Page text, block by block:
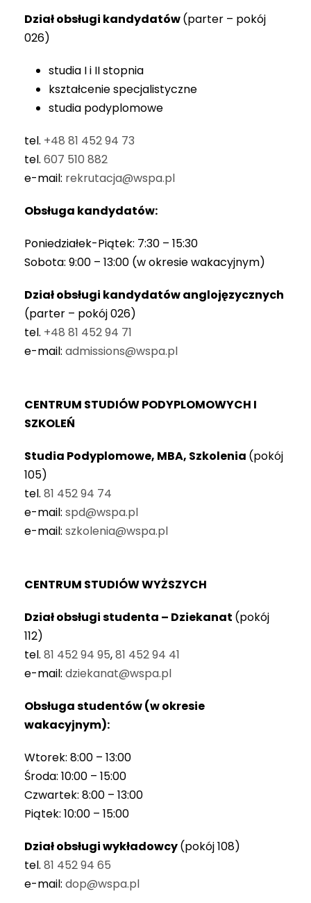
Dział obsługi kandydatów(parter – pokój
026)
studia I i II stopnia
kształcenie specjalistyczne
studia podyplomowe
tel. +48 81 452 94 73
tel. 607 510 882
e-mail: rekrutacja@wspa.pl
Obsługa kandydatów:
Poniedziałek-Piątek: 7:30 – 15:30
Sobota: 9:00 – 13:00 (w okresie wakacyjnym)
Dział obsługi kandydatów anglojęzycznych
(parter – pokój 026)
tel. +48 81 452 94 71
e-mail: admissions@wspa.pl
CENTRUM STUDIÓW PODYPLOMOWYCH I
SZKOLEŃ
Studia Podyplomowe, MBA, Szkolenia (pokój
105)
tel. 81 452 94 74
e-mail: spd@wspa.pl
e-mail: szkolenia@wspa.pl
CENTRUM STUDIÓW WYŻSZYCH
Dział obsługi studenta – Dziekanat (pokój
112)
tel. 81 452 94 95,81 452 94 41
e-mail: dziekanat@wspa.pl
Obsługa studentów (w okresie
wakacyjnym):
Wtorek: 8:00 – 13:00
Środa: 10:00 – 15:00
Czwartek: 8:00 – 13:00
Piątek: 10:00 – 15:00
Dział obsługi wykładowcy(pokój 108)
tel. 81 452 94 65
e-mail: dop@wspa.pl